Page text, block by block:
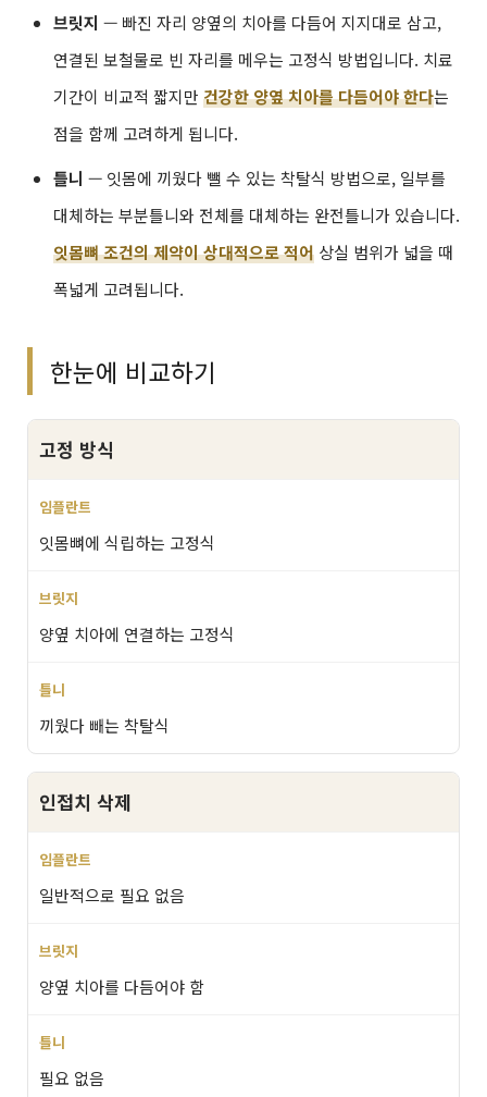
브릿지 — 빠진 자리 양옆의 치아를 다듬어 지지대로 삼고,
연결된 보철물로 빈 자리를 메우는 고정식 방법입니다. 치료
기간이 비교적 짧지만 건강한 양옆 치아를 다듬어야 한다는
점을 함께 고려하게 됩니다.
틀니 — 잇몸에 끼웠다 뺄 수 있는 착탈식 방법으로, 일부를
대체하는 부분틀니와 전체를 대체하는 완전틀니가 있습니다.
잇몸뼈 조건의 제약이 상대적으로 적어 상실 범위가 넓을 때
폭넓게 고려됩니다.
한눈에 비교하기
고정 방식
잇몸뼈에 식립하는 고정식
양옆 치아에 연결하는 고정식
끼웠다 빼는 착탈식
인접치 삭제
일반적으로 필요 없음
양옆 치아를 다듬어야 함
필요 없음